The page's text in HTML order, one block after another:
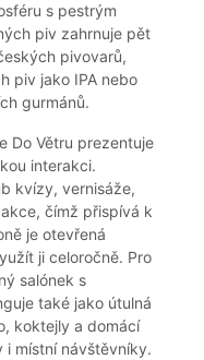
s pestrým
piv zahrnuje pět
pivovarů,
piv jako IPA nebo
gurmánů.
Do Větru prezentuje
interakci.
kvízy, vernisáže,
čímž přispívá k
je otevřená
ji celoročně. Pro
salónek s
také jako útulná
koktejly a domácí
místní návštěvníky.